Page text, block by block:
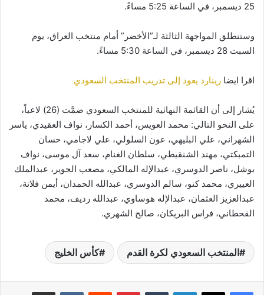
25 ديسمبر، في الساعة 5:25 مساءً.
وستنطلق المواجهة الثالثة لـ”الأخضر” أمام منتخب العراق، يوم
السبت 28 ديسمبر، في الساعة 5:30 مساءً.
اقرا ايضا رينارد يعود إلى تدريب المنتخب السعودي
يُشار إلى أن القائمة النهائية للمنتخب السعودي ضمَّت (26) لاعباً،
على النحو التالي: محمد العويس، أحمد الكسار، نواف العقيدي، ياسر
الشهراني، علي البليهي، عون السلولي، علي لاجامي، حسان
التمبكتي، مهند الشنقيطي، سلطان الغنام، سعد آل موسى، نواف
بوشل، ناصر الدوسري، عبدالإله المالكي، مصعب الجوير، عبدالملك
العييري، محمد كنو، سالم الدوسري، عبدالله الحمدان، أيمن فلاتة،
عبدالعزيز العثمان، عبدالإله هوساوي، عبدالله رديف، محمد
القحطاني، فراس البريكان، صالح الشهري.
المنتخب السعودي لكرة القدم كأس الخليج
لينكدإن بينتيريست مشاركة عبر البريد